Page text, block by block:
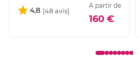
4,8
À partir de
160 €